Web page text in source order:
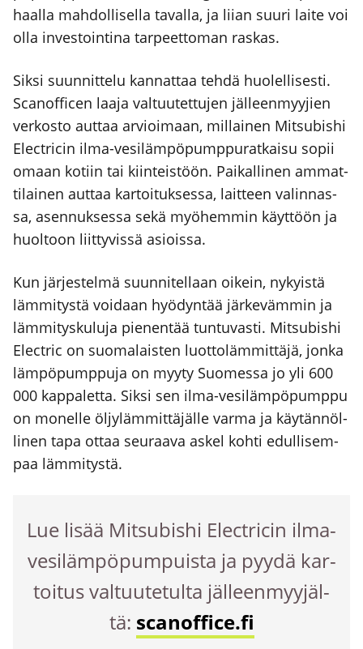
haal­la mah­dol­li­sel­la taval­la, ja lii­an suu­ri lai­te voi
olla inves­toin­ti­na tar­peet­to­man ras­kas.
Sik­si suun­nit­te­lu kan­nat­taa teh­dä huo­lel­li­ses­ti.
Sca­nof­ficen laa­ja val­tuu­tet­tu­jen jäl­leen­myy­jien
ver­kos­to aut­taa arvioi­maan, mil­lai­nen Mit­su­bis­hi
Elect­ricin ilma-vesi­läm­pö­pump­pu­rat­kai­su sopii
omaan kotiin tai kiin­teis­töön. Pai­kal­li­nen ammat­
ti­lai­nen aut­taa kar­toi­tuk­ses­sa, lait­teen valin­nas­
sa, asen­nuk­ses­sa sekä myö­hem­min käyt­töön ja
huol­toon liit­ty­vis­sä asiois­sa.
Kun jär­jes­tel­mä suun­ni­tel­laan oikein, nykyis­tä
läm­mi­tys­tä voi­daan hyö­dyn­tää jär­ke­väm­min ja
läm­mi­tys­ku­lu­ja pie­nen­tää tun­tu­vas­ti. Mit­su­bis­hi
Elect­ric on suo­ma­lais­ten luot­to­läm­mit­tä­jä, jon­ka
läm­pö­pump­pu­ja on myy­ty Suo­mes­sa jo yli 600
000 kap­pa­let­ta. Sik­si sen ilma-vesi­läm­pö­pump­pu
on monel­le öljy­läm­mit­tä­jäl­le var­ma ja käy­tän­nöl­
li­nen tapa ottaa seu­raa­va askel koh­ti edul­li­sem­
paa läm­mi­tys­tä.
Lue lisää Mit­su­bis­hi Elect­ricin ilma-
vesi­läm­pö­pum­puis­ta ja pyy­dä kar­
toi­tus val­tuu­te­tul­ta jäl­leen­myy­jäl­
tä: scanoffice.fi